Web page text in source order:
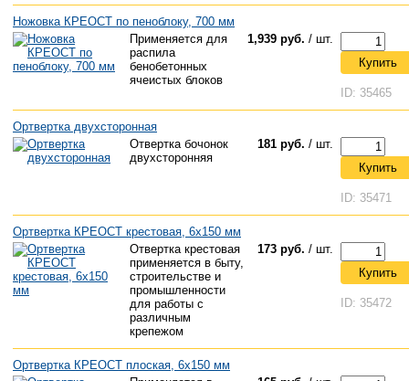
Ножовка КРЕОСТ по пеноблоку, 700 мм
Применяется для
распила
бенобетонных
ячеистых блоков
1,939 руб. / шт.
Купить
ID: 35465
Ортвертка двухсторонная
Отвертка бочонок
двухсторонняя
181 руб. / шт.
Купить
ID: 35471
Ортвертка КРЕОСТ крестовая, 6х150 мм
Отвертка крестовая
применяется в быту,
строительстве и
промышленности
для работы с
различным
крепежом
173 руб. / шт.
Купить
ID: 35472
Ортвертка КРЕОСТ плоская, 6х150 мм